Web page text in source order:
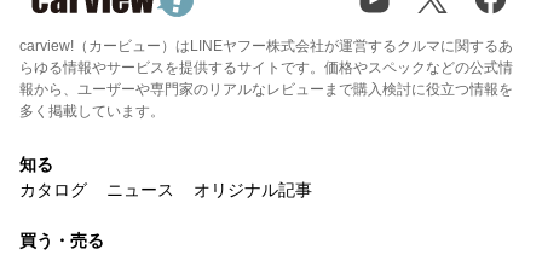
carview!（カービュー）はLINEヤフー株式会社が運営するクルマに関するあ
らゆる情報やサービスを提供するサイトです。価格やスペックなどの公式情
報から、ユーザーや専門家のリアルなレビューまで購入検討に役立つ情報を
多く掲載しています。
知る
カタログ
ニュース オリジナル記事
買う・売る